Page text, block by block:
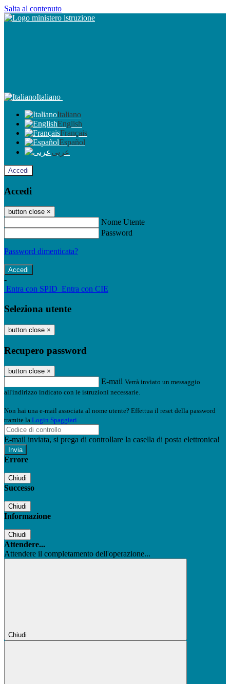
Salta al contenuto
Italiano
Italiano
English
Français
Español
عربى
Accedi
Accedi
button close ×
Nome Utente
Password
Password dimenticata?
-
Entra con SPID Entra con CIE
Seleziona utente
button close ×
Recupero password
button close ×
E-mail Verrà inviato un messaggio
all'indirizzo indicato con le istruzioni necessarie.
Non hai una e-mail associata al nome utente? Effettua il reset della password
tramite la Login Spaggiari
E-mail inviata, si prega di controllare la casella di posta elettronica!
Errore
Chiudi
Successo
Chiudi
Informazione
Chiudi
Attendere...
Attendere il completamento dell'operazione...
Chiudi